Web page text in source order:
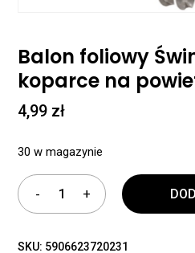
Balon foliowy
koparce na
4,99 zł
30 w magazynie
SKU: 5906623720231